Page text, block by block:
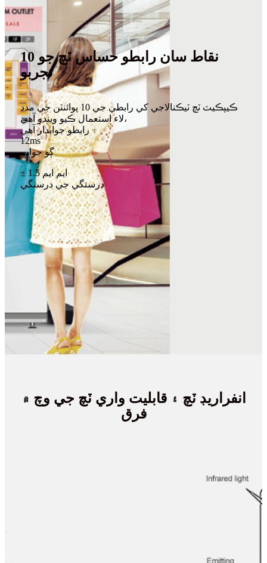
10 نقاط سان رابطو حساس ٽچ جو
تجربو
ڪيپڪيٽ ٽچ ٽيڪنالاجي کي رابطي جي 10 پوائنٽن جي مدد
لاء استعمال ڪيو ويندو آهي،
۽ رابطو جوابدار آهي
12ms
ڳو جواب
± 1.5 ايم ايم
درستگي جي درستگي
انفراريڊ ٽچ ۽ قابليت واري ٽچ جي وچ ۾
فرق